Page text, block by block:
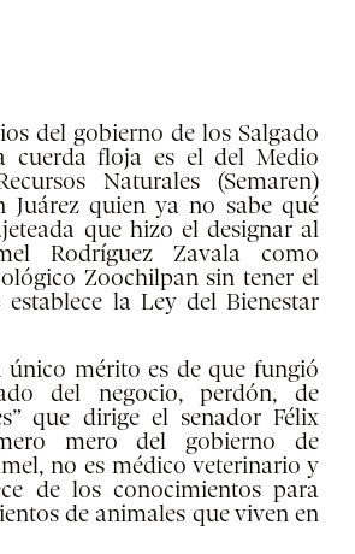
del gobierno de los Salgado
cuerda floja es el del Medio
Naturales (Semaren)
Juárez quien ya no sabe qué
que hizo el designar al
Rodríguez Zavala como
Zoochilpan sin tener el
la Ley del Bienestar
único mérito es de que fungió
del negocio, perdón, de
que dirige el senador Félix
mero del gobierno de
no es médico veterinario y
de los conocimientos para
de animales que viven en